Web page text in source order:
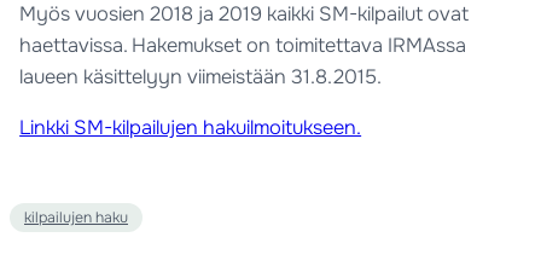
Myös vuosien 2018 ja 2019 kaikki SM-kilpailut ovat
haettavissa. Hakemukset on toimitettava IRMAssa
laueen käsittelyyn viimeistään 31.8.2015.
Linkki SM-kilpailujen hakuilmoitukseen.
kilpailujen haku